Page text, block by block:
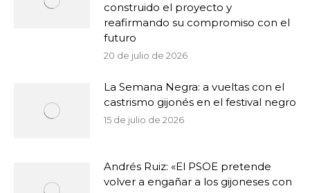
construido el proyecto y
reafirmando su compromiso con el
futuro
20 de julio de 2026
La Semana Negra: a vueltas con el
castrismo gijonés en el festival negro
15 de julio de 2026
Andrés Ruiz: «El PSOE pretende
volver a engañar a los gijoneses con